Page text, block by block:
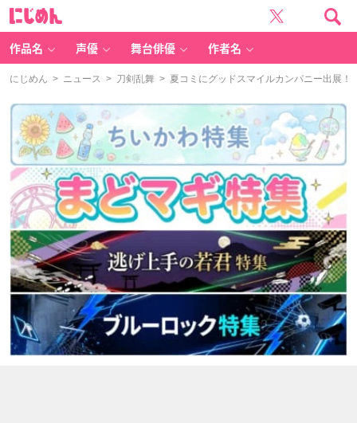
作品名 声優 舞台俳優 作者名
にじめん > ニュース > 刀剣乱舞 > 夏コミにグッドスマイルカンパニー出展！